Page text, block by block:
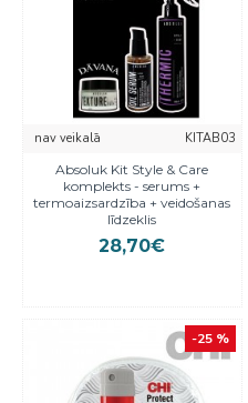
nav veikalā
KITAB03
Absoluk Kit Style & Care
komplekts - serums +
termoaizsardzība + veidošanas
līdzeklis
28,70€
-25 %